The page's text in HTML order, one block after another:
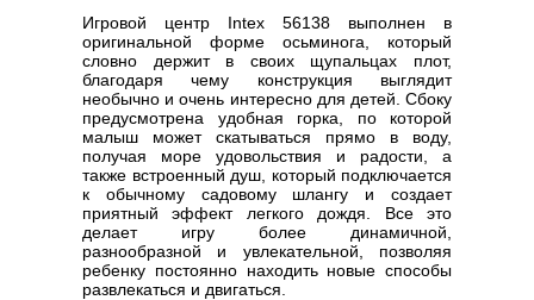
Игровой центр Intex 56138 выполнен в
оригинальной форме осьминога, который
словно держит в своих щупальцах плот,
благодаря чему конструкция выглядит
необычно и очень интересно для детей. Сбоку
предусмотрена удобная горка, по которой
малыш может скатываться прямо в воду,
получая море удовольствия и радости, а
также встроенный душ, который подключается
к обычному садовому шлангу и создает
приятный эффект легкого дождя. Все это
делает игру более динамичной,
разнообразной и увлекательной, позволяя
ребенку постоянно находить новые способы
развлекаться и двигаться.